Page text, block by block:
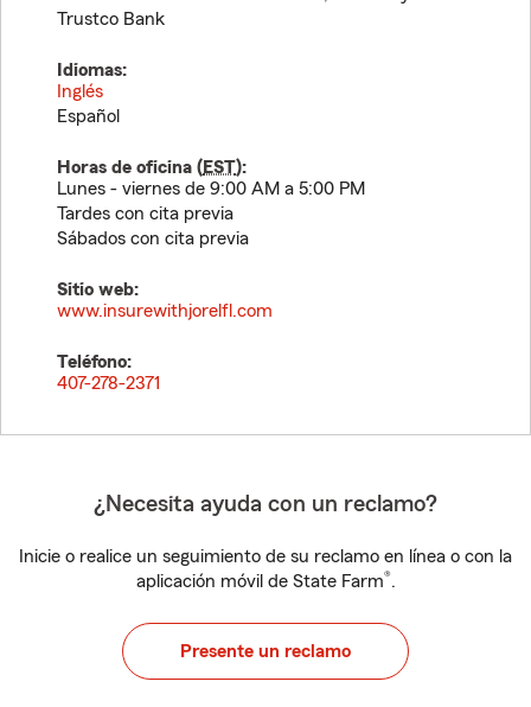
Trustco Bank
Idiomas:
Inglés
Español
Horas de oficina (EST):
Lunes - viernes de 9:00 AM a 5:00 PM
Tardes con cita previa
Sábados con cita previa
Sitio web:
www.insurewithjorelfl.com
Teléfono:
407-278-2371
¿Necesita ayuda con un reclamo?
Inicie o realice un seguimiento de su reclamo en línea o con la
aplicación móvil de State Farm®.
Presente un reclamo